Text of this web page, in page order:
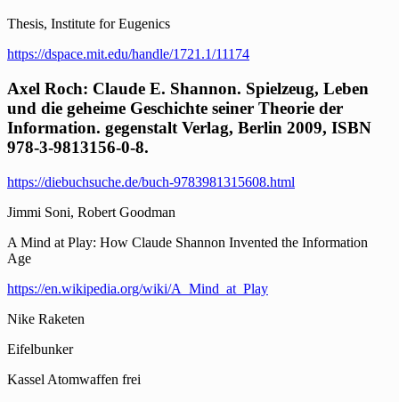
Thesis, Institute for Eugenics
https://dspace.mit.edu/handle/1721.1/11174
Axel Roch: Claude E. Shannon. Spielzeug, Leben
und die geheime Geschichte seiner Theorie der
Information. gegenstalt Verlag, Berlin 2009, ISBN
978-3-9813156-0-8.
https://diebuchsuche.de/buch-9783981315608.html
Jimmi Soni, Robert Goodman
A Mind at Play: How Claude Shannon Invented the Information
Age
https://en.wikipedia.org/wiki/A_Mind_at_Play
Nike Raketen
Eifelbunker
Kassel Atomwaffen frei